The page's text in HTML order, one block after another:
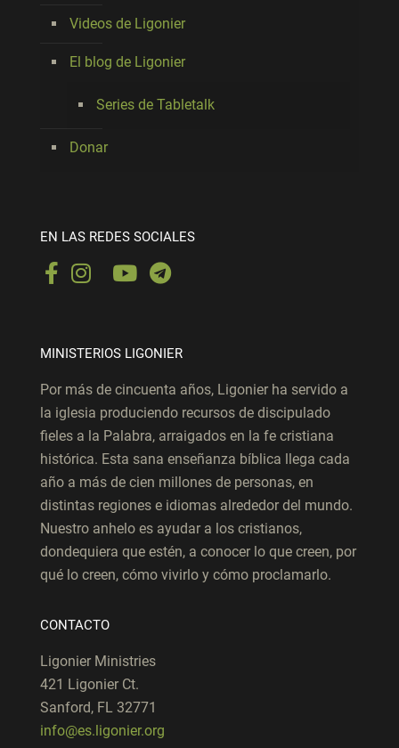
Videos de Ligonier
El blog de Ligonier
Series de Tabletalk
Donar
EN LAS REDES SOCIALES
MINISTERIOS LIGONIER
Por más de cincuenta años, Ligonier ha servido a
la iglesia produciendo recursos de discipulado
fieles a la Palabra, arraigados en la fe cristiana
histórica. Esta sana enseñanza bíblica llega cada
año a más de cien millones de personas, en
distintas regiones e idiomas alrededor del mundo.
Nuestro anhelo es ayudar a los cristianos,
dondequiera que estén, a conocer lo que creen, por
qué lo creen, cómo vivirlo y cómo proclamarlo.
CONTACTO
Ligonier Ministries
421 Ligonier Ct.
Sanford, FL 32771
info@es.ligonier.org